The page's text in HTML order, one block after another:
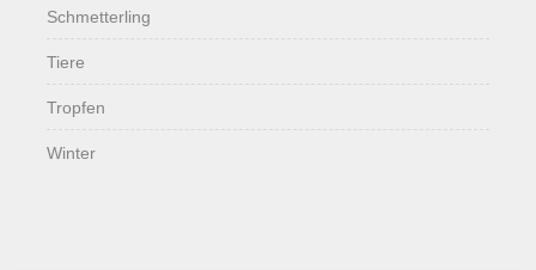
Schmetterling
Tiere
Tropfen
Winter